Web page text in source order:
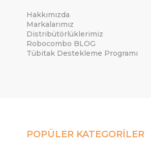
Hakkımızda
Markalarımız
Distribütörlüklerimiz
Robocombo BLOG
Tübitak Destekleme Programı
POPÜLER KATEGORİLER